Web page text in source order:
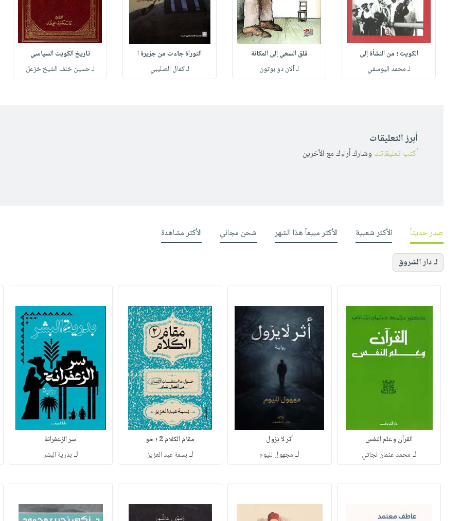
الكويت ؛ من النشأة إلى
لـ محمد اليوسفي
قلق السعي إلى المكانة
لـ آلان دو بوتون
التوراة جاءت من جزيرة ا
لـ كمال الصليبي
تاريخ الكويت السياسي
لـ حسين خلف الشيخ خزعل
أبرز التعليقات
أكتب تعليقاتك وشارك أراءك مع الأخرين
صدر حديثاً الأكثر شعبية الأكثر مبيعاً هذا الشهر شحن مجاني الأكثر مشاهدة
لـ دار الشروق
القرآن وعلم النفس
لـ محمد عثمان نجاتي
أثر لا يزول
لـ مجهول لليوم
مقام الكلام 2 ؛ حو
لـ بسمة عبد العزيز
سر الزعفرانة
لـ بدرية البشر